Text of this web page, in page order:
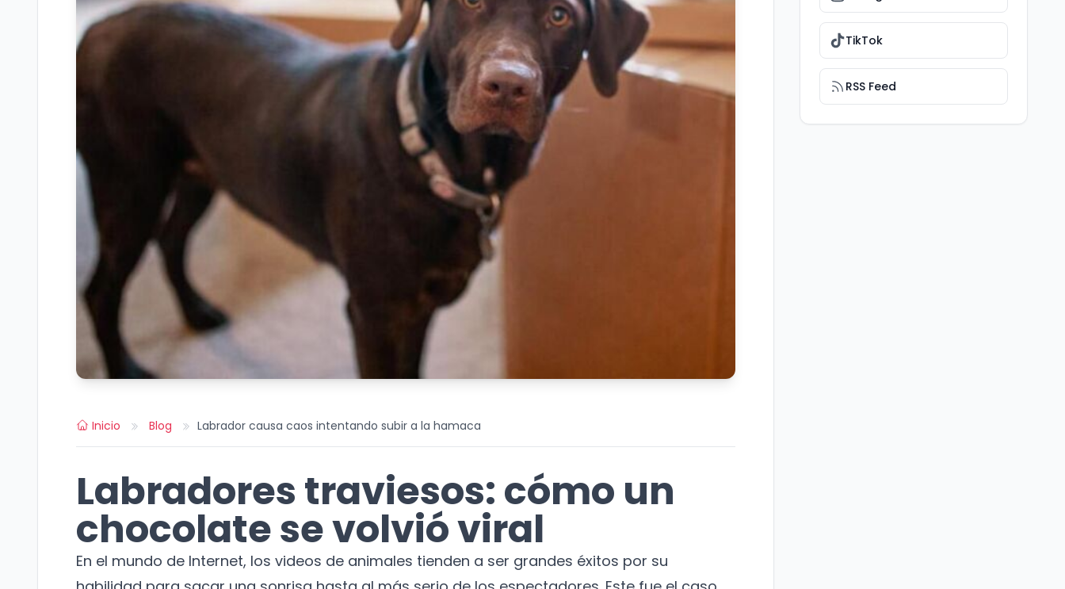
Inicio Blog Labrador causa caos intentando subir a la hamaca
Labradores traviesos: cómo un
chocolate se volvió viral
En el mundo de Internet, los videos de animales tienden a ser grandes éxitos por su
TikTok
RSS Feed